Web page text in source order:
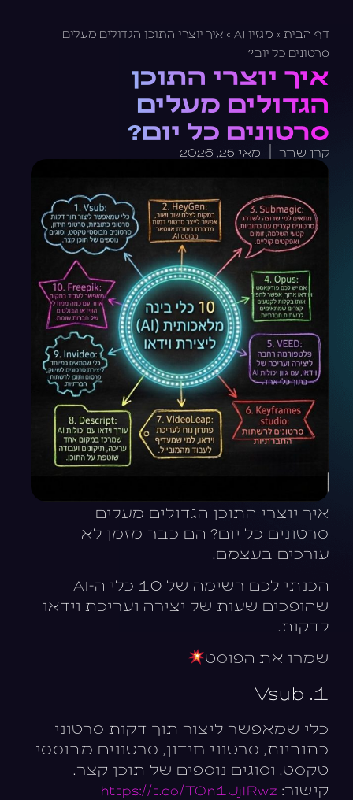
דף הבית » מגזין AI » איך יוצרי התוכן הגדולים מעלים
סרטונים כל יום?
איך יוצרי התוכן
הגדולים מעלים
סרטונים כל יום?
קרן שחר מאי 25, 2026
איך יוצרי התוכן הגדולים מעלים
סרטונים כל יום? הם כבר מזמן לא
עורכים בעצמם.
הכנתי לכם רשימה של 10 כלי ה-AI
שהופכים שעות של יצירה ועריכת וידאו
לדקות.
שמרו את הפוסט
1. Vsub
כלי שמאפשר ליצור תוך דקות סרטוני
כתוביות, סרטוני חידון, סרטונים מבוססי
טקסט, וסוגים נוספים של תוכן קצר.
קישור: https://t.co/TOn1UjlRwz